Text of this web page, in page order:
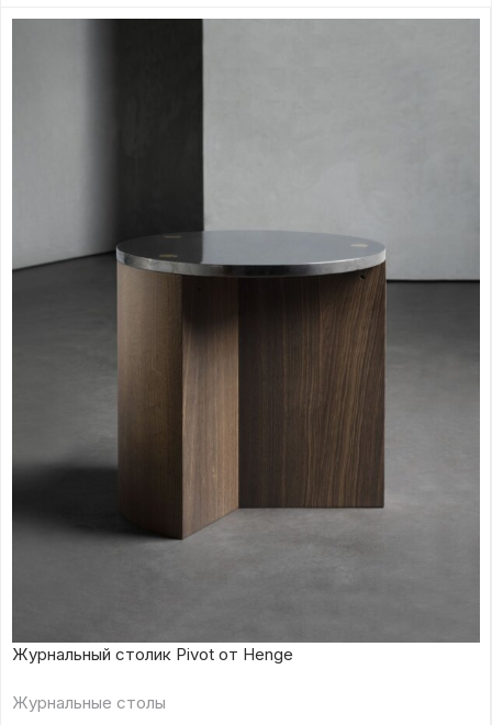
Журнальный столик Pivot от Henge
Журнальные столы